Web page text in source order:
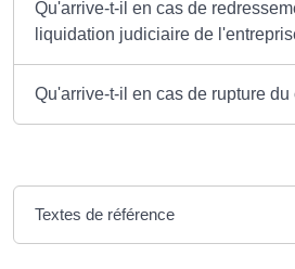
Qu'arrive-t-il en cas de
liquidation judiciaire de
Qu'arrive-t-il en cas de rupture du
Textes de référence